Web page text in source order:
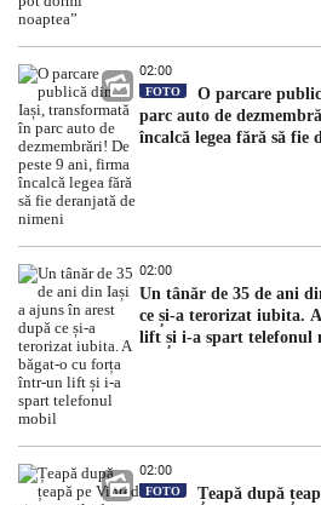
02:00
FOTO
O parcare
parc auto de
încalcă legea fără să fie
02:00
Un tânăr de 35 de ani
ce și-a terorizat iubita.
lift și i-a spart telefonul
02:00
FOTO
Țeapă după